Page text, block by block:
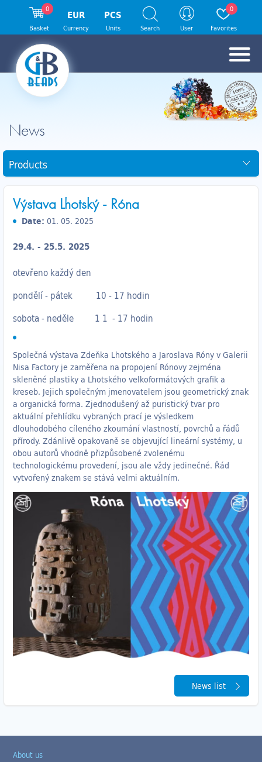
News
Products
Výstava Lhotský - Róna
Date: 01. 05. 2025
29.4. - 25.5. 2025
​otevřeno každý den
pondělí - pátek 10 - 17 hodin
sobota - neděle 1 1 - 17 hodin
Společná výstava Zdeňka Lhotského a Jaroslava Róny v Galerii
Nisa Factory je zaměřena na propojení Rónovy zejména
skleněné plastiky a Lhotského velkoformátových grafik a
kreseb. Jejich společným jmenovatelem jsou geometrický znak
a organická forma. Zjednodušený až puristický tvar pro
aktuální přehlídku vybraných prací je výsledkem
dlouhodobého cíleného zkoumání vlastností, povrchů a řádů
přírody. Zdánlivě opakovaně se objevující lineární systémy, u
obou autorů vhodně přizpůsobené zvolenému
technologickému provedení, jsou ale vždy jedinečné. Řád
vytvořený znakem se stává velmi aktuálním.
News list
0
Basket
EUR
Currency
PCS
Units Search User
0
Favorites
About us